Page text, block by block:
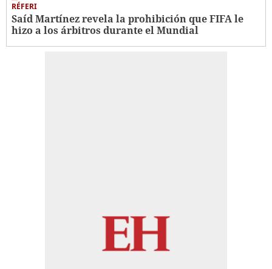
RÉFERI
Saíd Martínez revela la prohibición que FIFA le
hizo a los árbitros durante el Mundial